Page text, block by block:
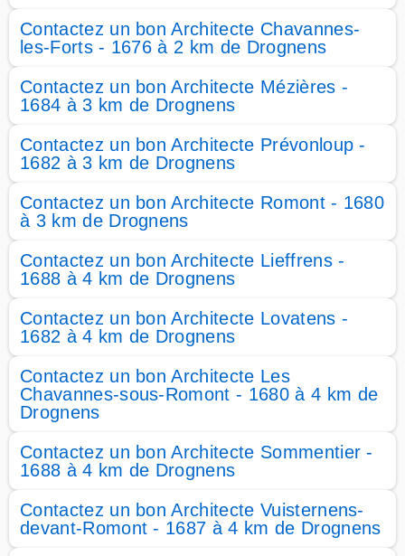
Contactez un bon Architecte Chavannes-
les-Forts - 1676 à 2 km de Drognens
Contactez un bon Architecte Mézières -
1684 à 3 km de Drognens
Contactez un bon Architecte Prévonloup -
1682 à 3 km de Drognens
Contactez un bon Architecte Romont - 1680
à 3 km de Drognens
Contactez un bon Architecte Lieffrens -
1688 à 4 km de Drognens
Contactez un bon Architecte Lovatens -
1682 à 4 km de Drognens
Contactez un bon Architecte Les
Chavannes-sous-Romont - 1680 à 4 km de
Drognens
Contactez un bon Architecte Sommentier -
1688 à 4 km de Drognens
Contactez un bon Architecte Vuisternens-
devant-Romont - 1687 à 4 km de Drognens